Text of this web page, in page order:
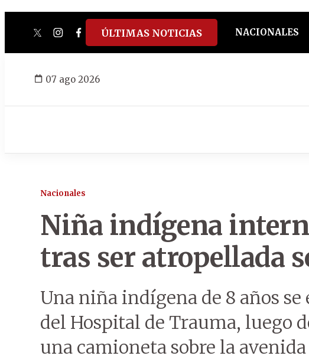
twitterinstagram
facebook
tiktokyoutube
spotify
ÚLTIMAS NOTICIAS NACIONALES
07 ago 2026
Nacionales
Niña indígena
tras ser atropellada
Una niña indígena de 8 años
del Hospital de Trauma, luego
una camioneta sobre la